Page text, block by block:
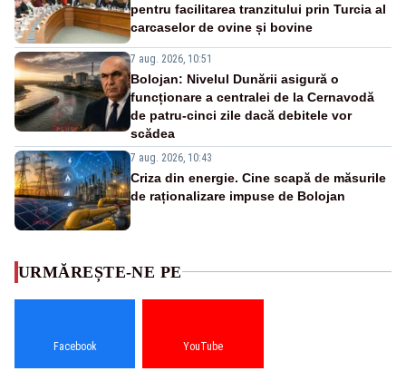
pentru facilitarea tranzitului prin Turcia al
carcaselor de ovine și bovine
7 aug. 2026, 10:51
Bolojan: Nivelul Dunării asigură o
funcționare a centralei de la Cernavodă
de patru-cinci zile dacă debitele vor
scădea
7 aug. 2026, 10:43
Criza din energie. Cine scapă de măsurile
de raționalizare impuse de Bolojan
URMĂREȘTE-NE PE
Facebook YouTube